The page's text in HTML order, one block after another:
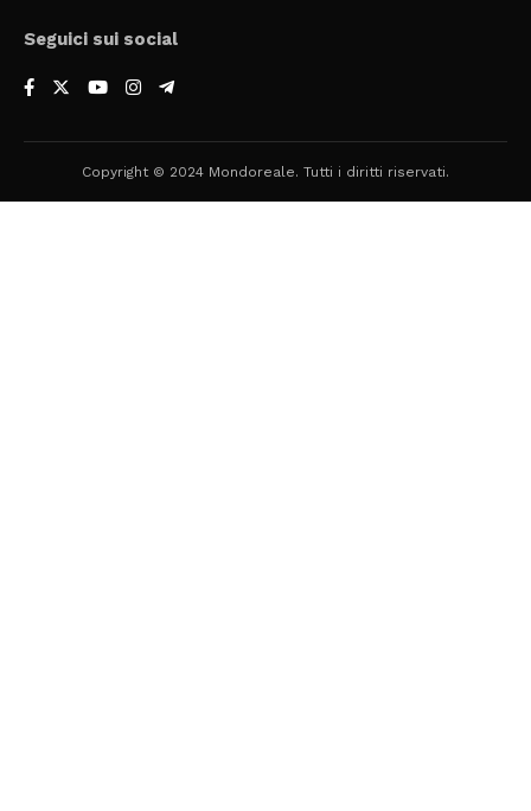
Seguici sui social
Copyright © 2024 Mondoreale. Tutti i diritti riservati.